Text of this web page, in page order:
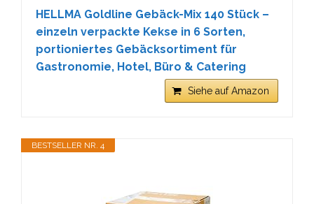
HELLMA Goldline Gebäck-Mix 140 Stück –
einzeln verpackte Kekse in 6 Sorten,
portioniertes Gebäcksortiment für
Gastronomie, Hotel, Büro & Catering
Siehe auf Amazon
BESTSELLER NR. 4